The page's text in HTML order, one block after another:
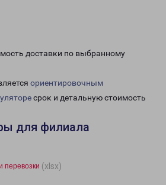
доставки по выбранному
ориентировочным
срок и детальную стоимость
для филиала
перевозки (xlsx)